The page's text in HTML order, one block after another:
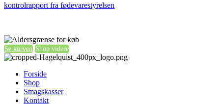
kontrolrapport fra fødevarestyrelsen
Se kurven Shop videre
Forside
Shop
Smagskasser
Kontakt